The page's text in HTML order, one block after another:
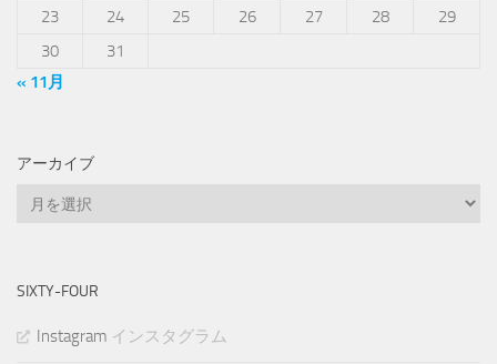
23
24 25 26 27 28
29
30
31
« 11月
アーカイブ
SIXTY-FOUR
Instagram インスタグラム